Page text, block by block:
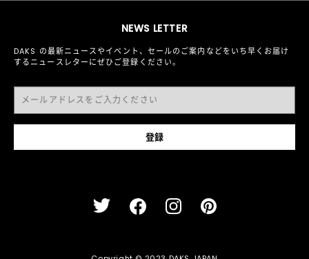
NEWS LETTER
DAKS の最新ニュースやイベント、セールのご案内などをいち早くお届け
するニュースレターにぜひご登録ください。